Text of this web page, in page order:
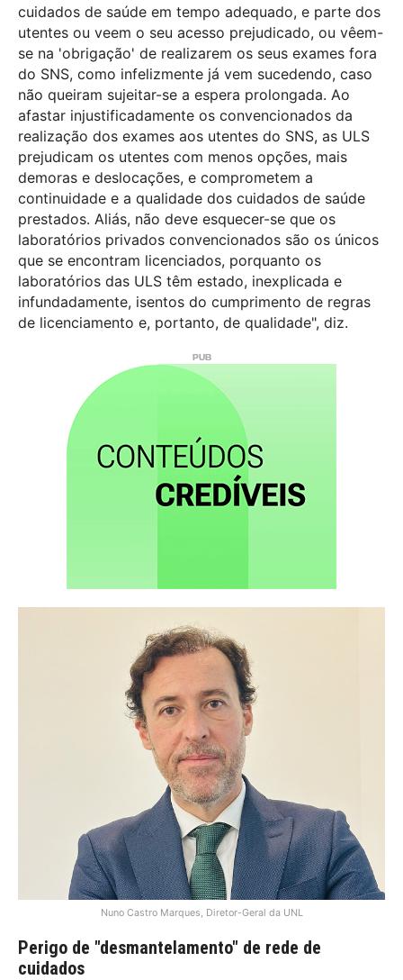
cuidados de saúde em tempo adequado, e parte dos
utentes ou veem o seu acesso prejudicado, ou vêem-
se na 'obrigação' de realizarem os seus exames fora
do SNS, como infelizmente já vem sucedendo, caso
não queiram sujeitar-se a espera prolongada. Ao
afastar injustificadamente os convencionados da
realização dos exames aos utentes do SNS, as ULS
prejudicam os utentes com menos opções, mais
demoras e deslocações, e comprometem a
continuidade e a qualidade dos cuidados de saúde
prestados. Aliás, não deve esquecer-se que os
laboratórios privados convencionados são os únicos
que se encontram licenciados, porquanto os
laboratórios das ULS têm estado, inexplicada e
infundadamente, isentos do cumprimento de regras
de licenciamento e, portanto, de qualidade", diz.
Nuno Castro Marques, Diretor-Geral da UNL
Perigo de "desmantelamento" de rede de
cuidados